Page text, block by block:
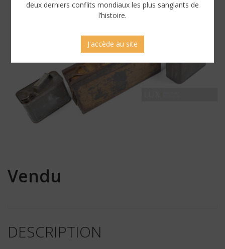
Vendu
DESCRIPTION
deux derniers conflits mondiaux les plus sanglants de
l’histoire.
J'accède au site